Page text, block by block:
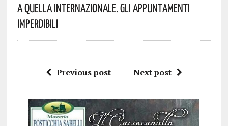
A Quella Internazionale. Gli Appuntamenti
Imperdibili
Previous post Next post